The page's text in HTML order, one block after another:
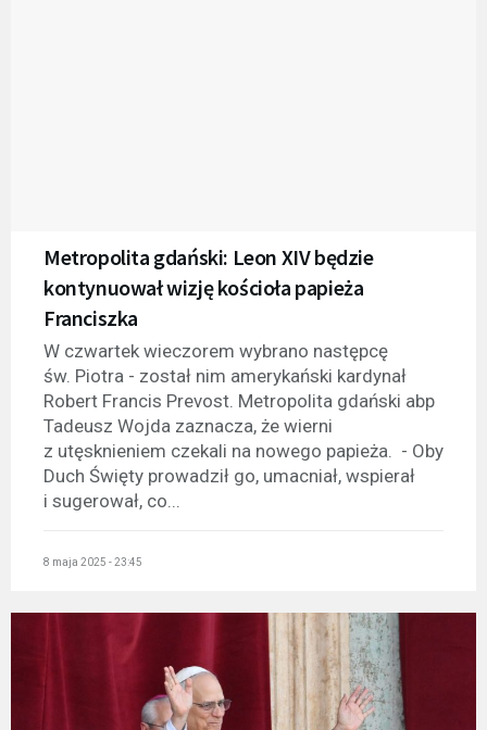
Metropolita gdański: Leon XIV będzie
kontynuował wizję kościoła papieża
Franciszka
W czwartek wieczorem wybrano następcę
św. Piotra - został nim amerykański kardynał
Robert Francis Prevost. Metropolita gdański abp
Tadeusz Wojda zaznacza, że wierni
z utęsknieniem czekali na nowego papieża. - Oby
Duch Święty prowadził go, umacniał, wspierał
i sugerował, co...
8 maja 2025 - 23:45